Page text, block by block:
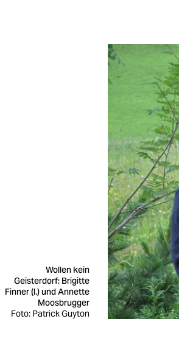
Wollen kein
Geisterdorf: Brigitte
Finner (l.) und Annette
Moosbrugger
Foto: Patrick Guyton